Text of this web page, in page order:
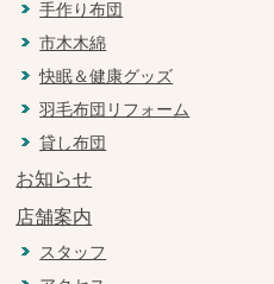
手作り布団
市木木綿
快眠＆健康グッズ
羽毛布団リフォーム
貸し布団
お知らせ
店舗案内
スタッフ